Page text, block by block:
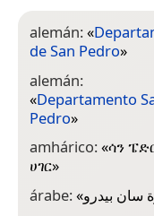
alemán:«
de San Pedro»
alemán:
«Departamento
Pedro»
amhárico:«ሳን
ሀገር»
árabe:«سان بيدرو